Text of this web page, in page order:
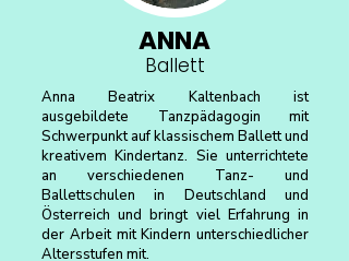
ANNA
Ballett
Anna Beatrix Kaltenbach ist
ausgebildete Tanzpädagogin mit
Schwerpunkt auf klassischem Ballett und
kreativem Kindertanz. Sie unterrichtete
an verschiedenen Tanz- und
Ballettschulen in Deutschland und
Österreich und bringt viel Erfahrung in
der Arbeit mit Kindern unterschiedlicher
Altersstufen mit.